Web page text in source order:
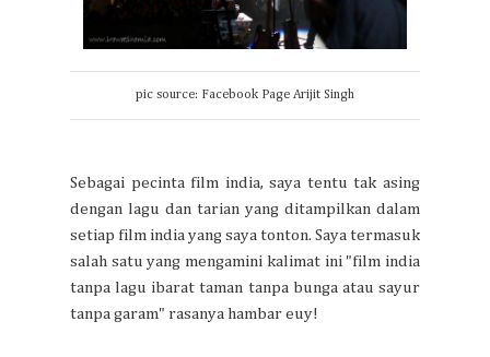
pic source: Facebook Page Arijit Singh
Sebagai pecinta film india, saya tentu tak asing
dengan lagu dan tarian yang ditampilkan dalam
setiap film india yang saya tonton. Saya termasuk
salah satu yang mengamini kalimat ini "film india
tanpa lagu ibarat taman tanpa bunga atau sayur
tanpa garam" rasanya hambar euy!